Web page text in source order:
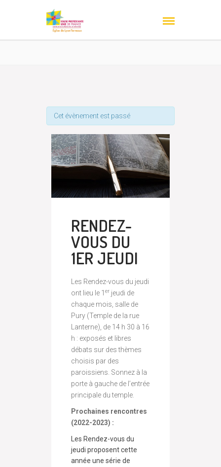
Cet évènement est passé
RENDEZ-
VOUS DU
1ER JEUDI
Les Rendez-vous du jeudi
ont lieu le 1 er jeudi de
chaque mois, salle de
Pury (Temple de la rue
Lanterne), de 14 h 30 à 16
h : exposés et libres
débats sur des thèmes
choisis par des
paroissiens. Sonnez à la
porte à gauche de l’entrée
principale du temple.
Prochaines rencontres
(2022-2023) :
Les Rendez-vous du
jeudi proposent cette
année une série de